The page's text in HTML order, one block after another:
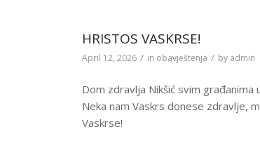
HRISTOS VASKRSE!
April 12, 2026 / in obavještenja / by admin
Dom zdravlja Nikšić svim
Neka nam Vaskrs donese zdravlje,
Vaskrse!